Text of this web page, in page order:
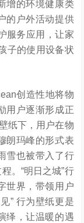
增的环境健康类
的户外活动提供
服务应用，让家
子的使用设备状
创造性地将物
用户逐渐形成正
纸下，用户在物
朗玛峰的形式表
雪也被带入了行
。“明日之城”行
世界，带领用户
” 行为壁纸更是
绎，让温暖的遇